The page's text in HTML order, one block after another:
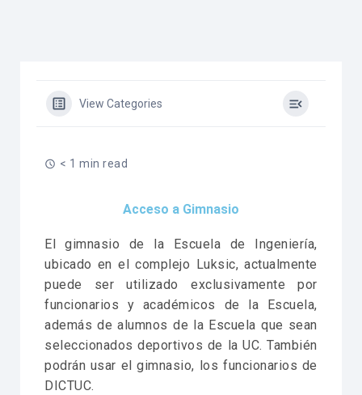
View Categories
< 1 min read
Acceso a Gimnasio
El gimnasio de la Escuela de Ingeniería,
ubicado en el complejo Luksic, actualmente
puede ser utilizado exclusivamente por
funcionarios y académicos de la Escuela,
además de alumnos de la Escuela que sean
seleccionados deportivos de la UC. También
podrán usar el gimnasio, los funcionarios de
DICTUC.